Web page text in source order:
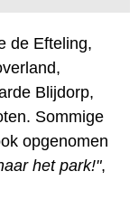
de Efteling,
Blijdorp,
Sommige
opgenomen
het park!",